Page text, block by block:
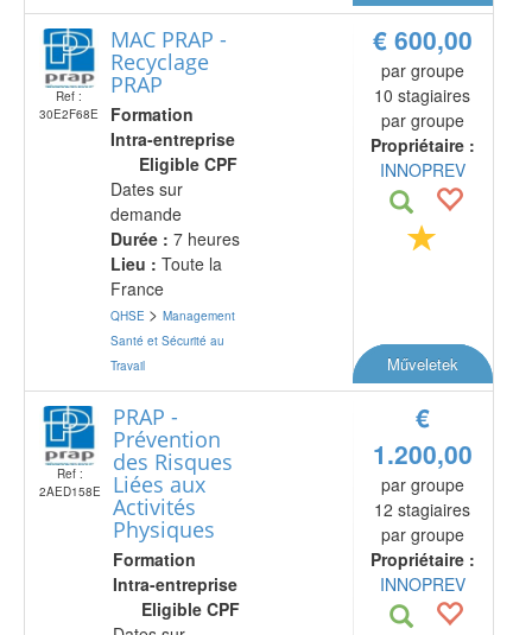
Ref :
30E2F68E
MAC PRAP -
Recyclage
PRAP
Formation
Intra-entreprise
Eligible CPF
Dates sur
demande
Durée : 7 heures
Lieu : Toute la
France
QHSE > Management
Santé et Sécurité au
Travail
€ 600,00
par groupe
10 stagiaires
par groupe
Propriétaire :
INNOPREV
Műveletek
Ref :
2AED158E
PRAP -
Prévention
des Risques
Liées aux
Activités
Physiques
Formation
Intra-entreprise
Eligible CPF
€
1.200,00
par groupe
12 stagiaires
par groupe
Propriétaire :
INNOPREV